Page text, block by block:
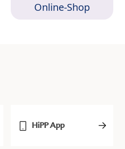
Online-Shop
HiPP App